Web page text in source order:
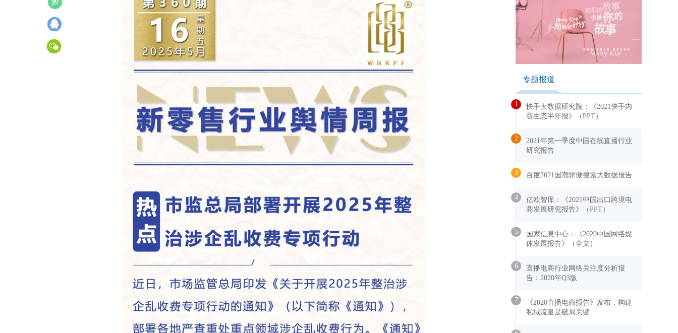
专题报道
1
快手大数据研究院：《2021快手内
容生态半年报》（PPT）
2
2021年第一季度中国在线直播行业
研究报告
3 百度2021国潮骄傲搜索大数据报告
4
亿欧智库：《2021中国出口跨境电
商发展研究报告》（PPT）
5
国家信息中心：《2020中国网络媒
体发展报告》（全文）
6
直播电商行业网络关注度分析报
告：2020年Q3版
7
《2020直播电商报告》发布，构建
私域流量是破局关键